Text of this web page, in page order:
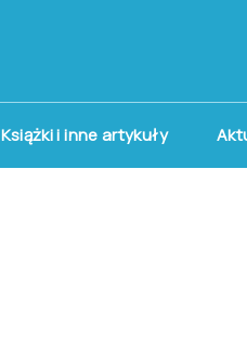
Książki i inne artykuły